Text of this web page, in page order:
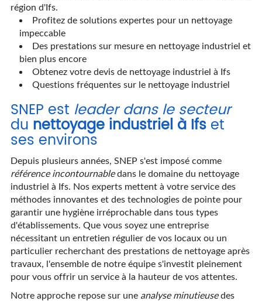
région d'Ifs.
Profitez de solutions expertes pour un nettoyage
impeccable
Des prestations sur mesure en nettoyage industriel et
bien plus encore
Obtenez votre devis de nettoyage industriel à Ifs
Questions fréquentes sur le nettoyage industriel
SNEP est leader dans le secteur
du nettoyage industriel à Ifset
ses environs
Depuis plusieurs années, SNEP s'est imposé comme
référence incontournabledans le domaine du nettoyage
industriel à Ifs. Nos experts mettent à votre service des
méthodes innovantes et des technologies de pointe pour
garantir une hygiène irréprochable dans tous types
d'établissements. Que vous soyez une entreprise
nécessitant un entretien régulier de vos locaux ou un
particulier recherchant des prestations de nettoyage après
travaux, l'ensemble de notre équipe s'investit pleinement
pour vous offrir un service à la hauteur de vos attentes.
Notre approche repose sur une analyse minutieusedes